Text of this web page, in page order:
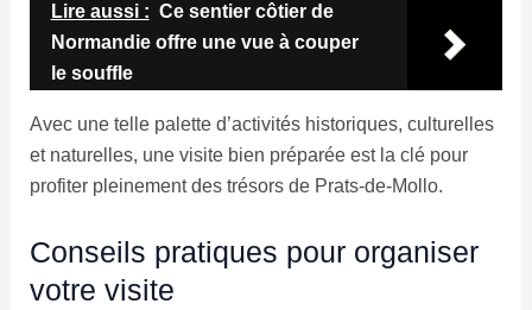
Lire aussi : Ce sentier côtier de
Normandie offre une vue à couper
le souffle
Avec une telle palette d’activités historiques, culturelles
et naturelles, une visite bien préparée est la clé pour
profiter pleinement des trésors de Prats-de-Mollo.
Conseils pratiques pour organiser
votre visite